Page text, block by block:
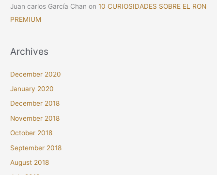
Juan carlos García Chan on10 CURIOSIDADES SOBRE EL RON
PREMIUM
Archives
December 2020
January 2020
December 2018
November 2018
October 2018
September 2018
August 2018